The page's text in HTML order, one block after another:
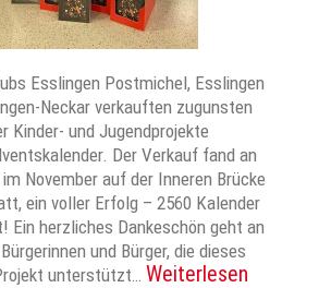
Esslingen Postmichel, Esslingen
Neckar verkauften zugunsten
Kinder- und Jugendprojekte
Der Verkauf fand an
November auf der Inneren Brücke
ein voller Erfolg – 2560 Kalender
Ein herzliches Dankeschön geht an
und Bürger, die dieses
unterstützt… Weiterlesen